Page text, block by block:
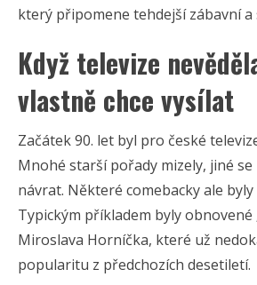
který připomene tehdejší zábavní
Když televize
vlastně chce vysílat
Začátek 90. let byl pro české
Mnohé starší pořady mizely, jiné
návrat. Některé comebacky ale
Typickým příkladem byly obnovené
Miroslava Horníčka, které už
popularitu z předchozích desetiletí.